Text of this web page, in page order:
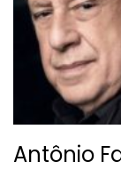
Antônio